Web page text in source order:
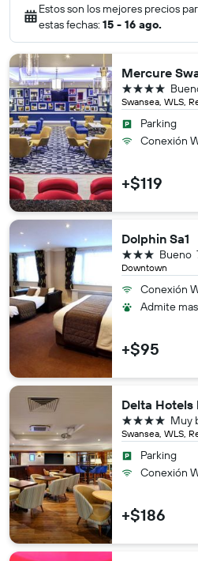
Estos son los mejores precios
estas fechas: 15 - 16 ago.
Mercure
Swansea, WLS,
4 estrellas
Parking
Conexión
+$119
Dolphin Sa1
Downtown
Bueno
3 estrellas
Conexión
Admite
+$95
Delta
Swansea, WLS,
Muy
4 estrellas
Parking
Conexión
+$186